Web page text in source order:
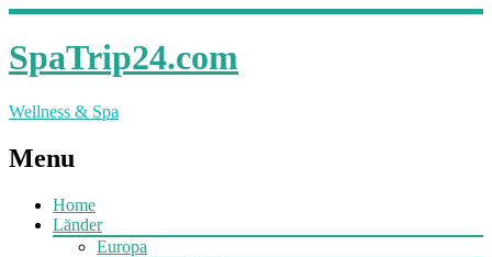
SpaTrip24.com
Wellness & Spa
Menu
Home
Länder
Europa